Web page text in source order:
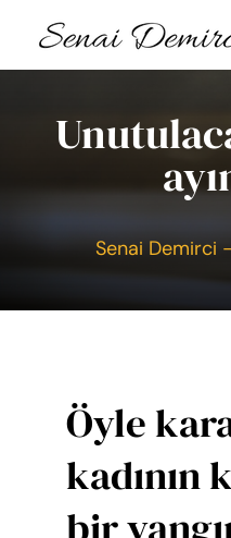
content
Senai Demirci
Öyle
kadının
bir